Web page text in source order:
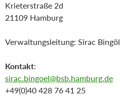
Krieterstraße 2d
21109 Hamburg
Verwaltungsleitung: Sirac Bingöl
Kontakt:
sirac.bingoel@bsb.hamburg.de
+49(0)40 428 76 41 25